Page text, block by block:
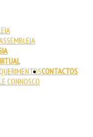
CONNOSCO
CONTACTOS